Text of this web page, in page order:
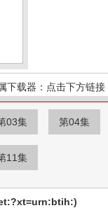
下载器：点击下方链
03集 第04集
11集